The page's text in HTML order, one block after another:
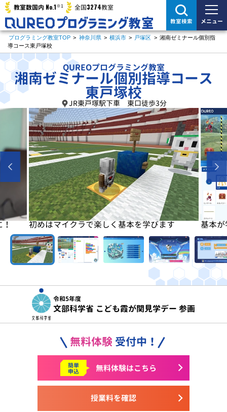
教室数国内 No.1※1 全国3274教室
教室検索 メニュー
プログラミング教室TOP > 神奈川県 > 横浜市 > 戸塚区 > 湘南ゼミナール個別指
導コース東戸塚校
QUREOプログラミング教室
湘南ゼミナール個別指導コース
東戸塚校
JR東戸塚駅下車 東口徒歩3分
！ 初めはマイクラで楽しく基本を学びます 基本
令和5年度
文部科学省 こども霞が関見学デー 参画
無料体験 受付中！
授業料を確認
簡単
申込 無料体験はこちら